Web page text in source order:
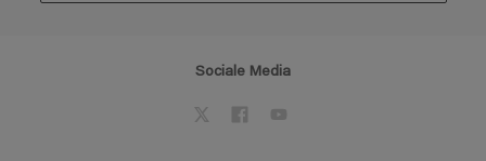
Sociale Media